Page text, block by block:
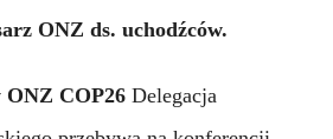
ONZ ds. uchodźców.
ONZ COP26 Delegacja